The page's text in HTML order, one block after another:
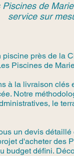
de
service sur
piscine près de la
Piscines de
à la livraison clés
Notre
le
un devis
d'acheter des
budget défini.